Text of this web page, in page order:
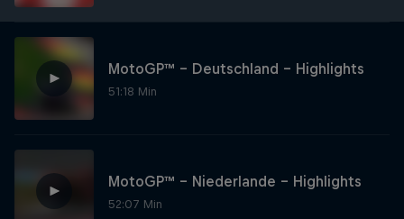
MotoGP™ – Deutschland – Highlights
51:18 Min
MotoGP™ – Niederlande – Highlights
52:07 Min